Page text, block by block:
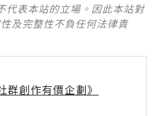
代表本站的立場。因此本站對
及完整性不負任何法律責
群創作有價企劃》